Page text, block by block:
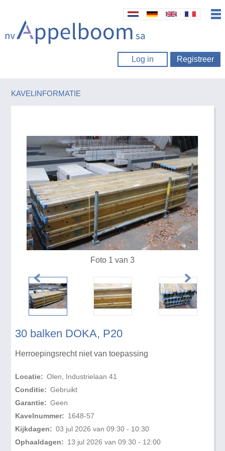
Log in Registreer
KAVELINFORMATIE
30 balken DOKA, P20
Herroepingsrecht niet van toepassing
Locatie: Olen, Industrielaan 41
Conditie: Gebruikt
Garantie: Geen
Kavelnummer: 1648-57
Kijkdagen: 03 jul 2026 van 09:30 - 10:30
Ophaaldagen: 13 jul 2026 van 09:30 - 12:00
Foto 1 van 3